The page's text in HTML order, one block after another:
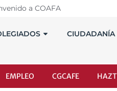
a COAFA
CIUDADANÍA
EMPLEO CGCAFE